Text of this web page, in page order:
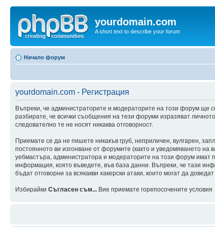
yourdomain.com
A short text to describe your forum
Начало форум
yourdomain.com - Регистрация
Въпреки, че администраторите и модераторите на този форум ще
разбирате, че всички съобщения на тези форуми изразяват
следователно те не носят никаква отговорност.
Приемате се да не пишете никакъв груб, неприличен, вулгарен,
постоянното ви изгонване от форумите (както и уведомяването на
уебмастъра, администратора и модераторите на този форум имат
информация, която въведете, във база данни. Въпреки, че тази
бъдат отговорни за всякакви хакерски атаки, които могат да
Избирайки Съгласен съм... Вие приемате горепосочените условия